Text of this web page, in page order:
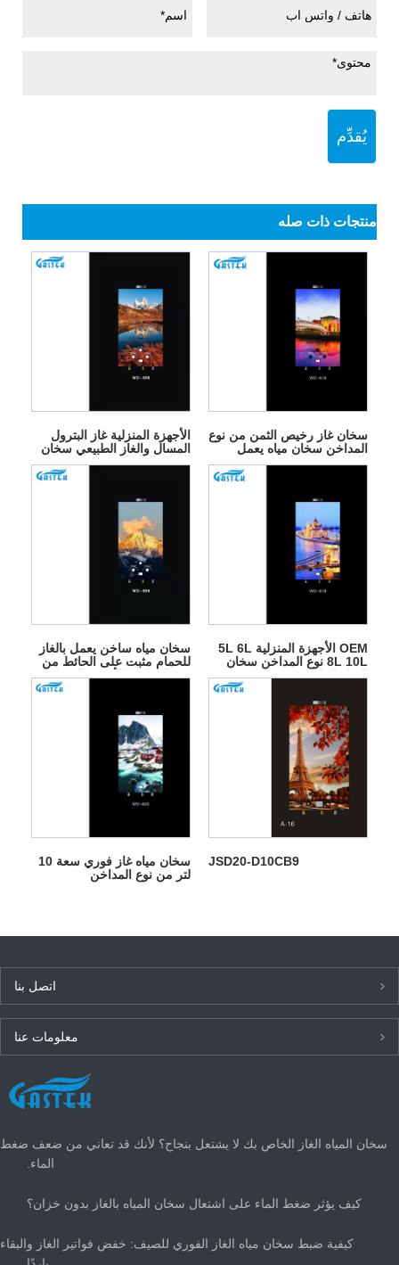
يُقدِّم
منتجات ذات صله
الأجهزة المنزلية غاز البترول
المسال والغاز الطبيعي سخان
المياه بالغاز الفوري
سخان غاز رخيص الثمن من نوع
المداخن سخان مياه يعمل
بالغاز بدون خزان
سخان مياه ساخن يعمل بالغاز
للحمام مثبت على الحائط من
نوع المداخن للأجهزة المنزلية
OEM الأجهزة المنزلية 5L 6L
8L 10L نوع المداخن سخان
المياه الغاز
سخان مياه غاز فوري سعة 10
لتر من نوع المداخن
JSD20-D10CB9
اتصل بنا
معلومات عنا
أحدث الأخبار
سخان المياه الغاز الخاص بك لا يشتعل بنجاح؟ لأنك قد تعاني من ضعف ضغط
الماء.
كيف يؤثر ضغط الماء على اشتعال سخان المياه بالغاز بدون خزان؟
كيفية ضبط سخان مياه الغاز الفوري للصيف: خفض فواتير الغاز والبقاء